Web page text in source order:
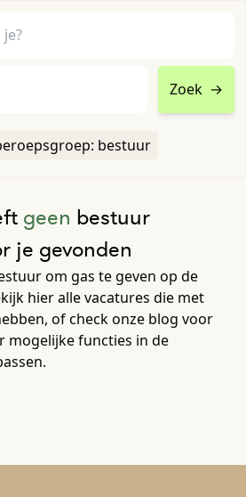
Zoek →
bestuur
geen bestuur
je gevonden
om gas te geven op de
hier alle vacatures die met
of check onze blog voor
mogelijke functies in de